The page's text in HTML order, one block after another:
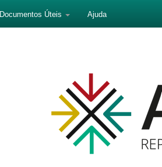
Documentos Úteis Ajuda